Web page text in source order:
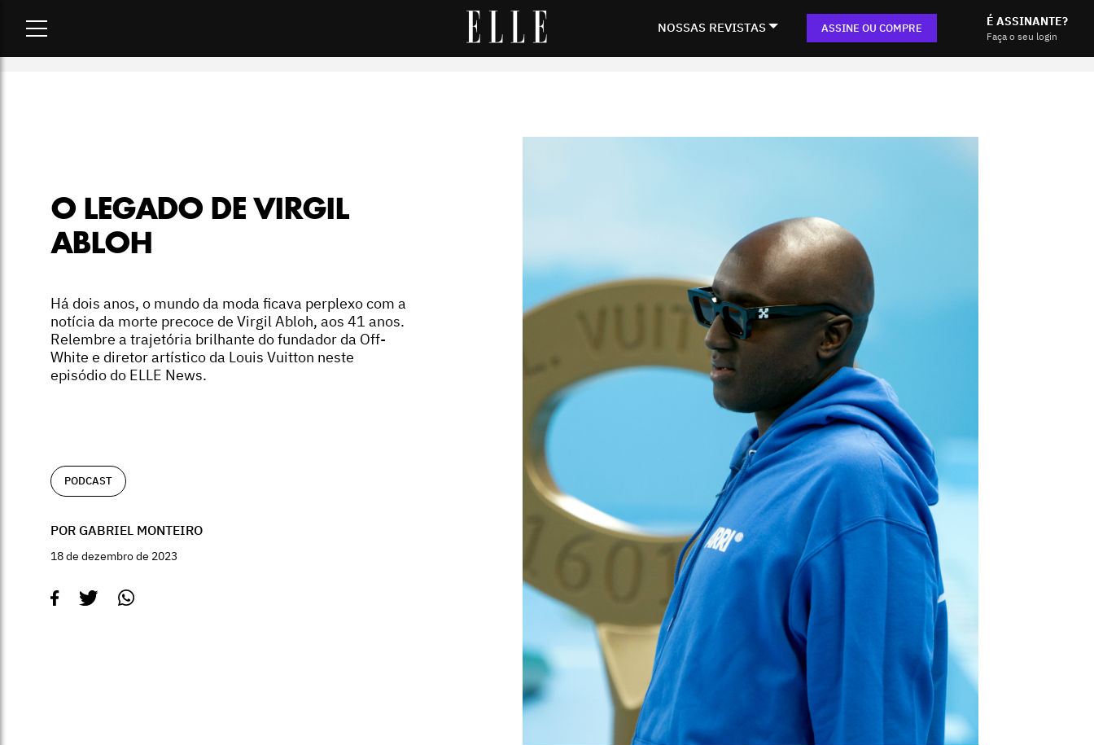
NOSSAS REVISTAS ASSINE OU COMPRE É ASSINANTE?
Faça o seu login
O LEGADO DE VIRGIL
ABLOH
Há dois anos, o mundo da moda ficava perplexo com a
notícia da morte precoce de Virgil Abloh, aos 41 anos.
Relembre a trajetória brilhante do fundador da Off-
White e diretor artístico da Louis Vuitton neste
episódio do ELLE News.
PODCAST
POR GABRIEL MONTEIRO
18 de dezembro de 2023